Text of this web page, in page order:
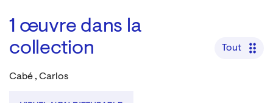
1 œuvre dans la
collection
Tout
Cabé , Carlos